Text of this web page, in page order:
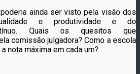
ainda ser visto pela visão dos
e produtividade e do
Quais os quesitos que
comissão julgadora? Como a escola
nota máxima em cada um?